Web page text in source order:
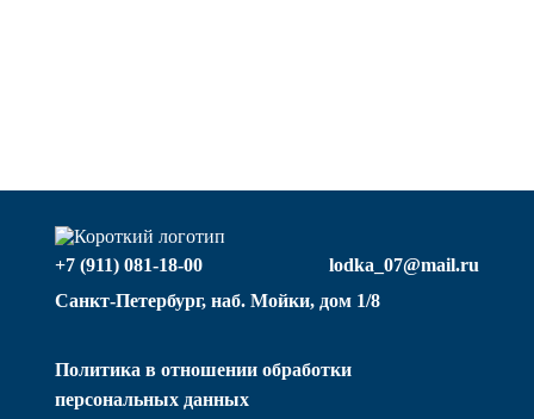
+7 (911) 081-18-00
lodka_07@mail.ru
Санкт-Петербург, наб. Мойки, дом 1/8
Политика в отношении обработки
персональных данных